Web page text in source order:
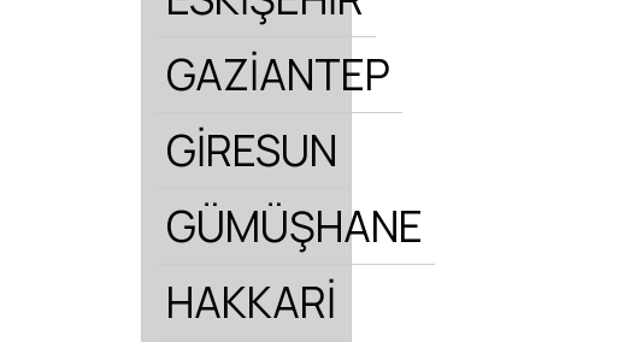
GAZİANTEP
GİRESUN
GÜMÜŞHANE
HAKKARİ